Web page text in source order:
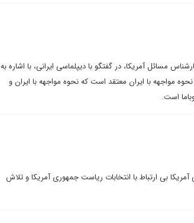
مسائل آمریکا،‌ در گفتگو با دیپلماسی ایرانی،‌ با اشاره به
مواجهه با ایران معتقد است که نحوه مواجهه با ایران و
است.
آمریکا بی ارتباط با انتخابات ریاست جمهوری آمریکا و تلاش